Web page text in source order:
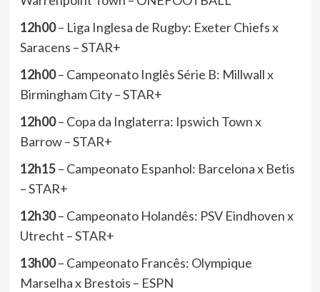
12h00– Liga Inglesa de Rugby: Exeter Chiefs x
Saracens – STAR+
12h00– Campeonato Inglês Série B: Millwall x
Birmingham City – STAR+
12h00– Copa da Inglaterra: Ipswich Town x
Barrow – STAR+
12h15– Campeonato Espanhol: Barcelona x Betis
– STAR+
12h30– Campeonato Holandês: PSV Eindhoven x
Utrecht – STAR+
13h00– Campeonato Francês: Olympique
Marselha x Brestois – ESPN